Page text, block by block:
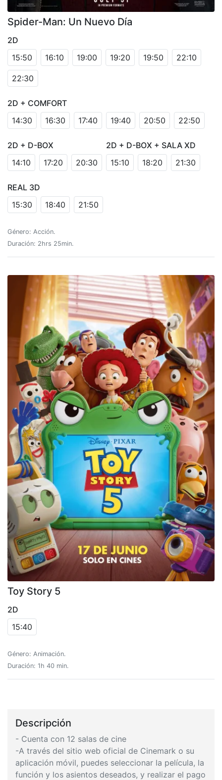
Spider-Man: Un Nuevo Día
2D
15:50
16:10 19:00 19:20 19:50 22:10
22:30
2D + COMFORT
14:30
16:30 17:40 19:40 20:50 22:50
2D + D-BOX
14:10
17:20 20:30
2D + D-BOX + SALA XD
15:10
18:20 21:30
REAL 3D
15:30
18:40 21:50
Género: Acción.
Duración: 2hrs 25min.
Toy Story 5
2D
15:40
Género: Animación.
Duración: 1h 40 min.
Descripción
- Cuenta con 12 salas de cine
-A través del sitio web oficial de Cinemark o su
aplicación móvil, puedes seleccionar la película, la
función y los asientos deseados, y realizar el pago